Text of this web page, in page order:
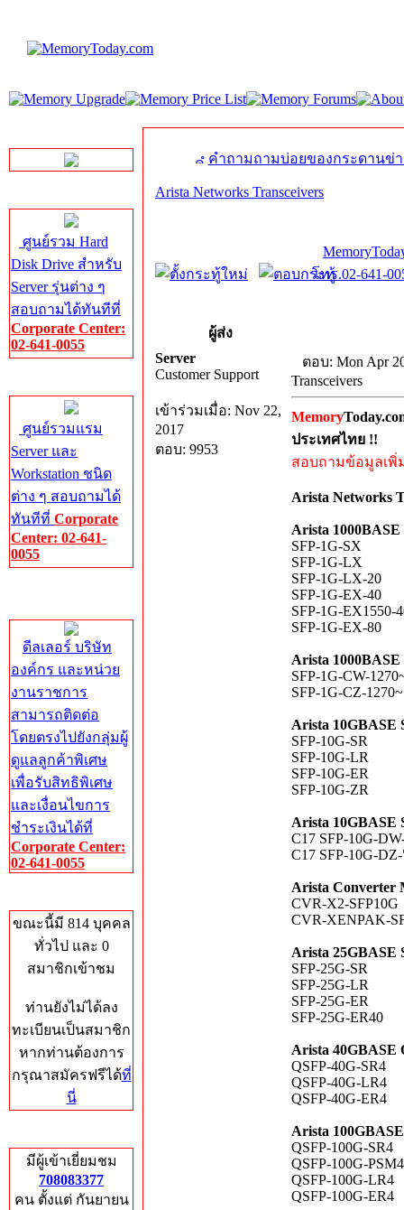
ศูนย์รวม Hard
Disk Drive สำหรับ
Server รุ่นต่าง ๆ
สอบถามได้ทันทีที่
Corporate Center:
02-641-0055
ศูนย์รวมแรม
Server และ
Workstation ชนิด
ต่าง ๆ สอบถามได้
ทันทีที่ Corporate
Center: 02-641-
0055
ดีลเลอร์ บริษัท
องค์กร และหน่วย
งานราชการ
สามารถติดต่อ
โดยตรงไปยังกลุ่มผู้
ดูแลลูกค้าพิเศษ
เพื่อรับสิทธิพิเศษ
และเงื่อนไขการ
ชำระเงินได้ที่
Corporate Center:
02-641-0055
ขณะนี้มี 814 บุคคล
ทั่วไป และ 0
สมาชิกเข้าชม
ท่านยังไม่ได้ลง
ทะเบียนเป็นสมาชิก
หากท่านต้องการ
กรุณาสมัครฟรีได้ที่
นี่
มีผู้เข้าเยี่ยมชม
708083377
คน ตั้งแต่ กันยายน
คำถามถามบ่อยของกระดานข่
Arista Networks Transceivers
โทร.02-641-
ผู้ส่ง
Server
Customer Support
เข้าร่วมเมื่อ: Nov 22,
2017
ตอบ: 9953
ตอบ: Mon Apr
Transceivers
Memory
ประเทศไทย !!
สอบถามข้อมูลเพิ่
Arista Networks
Arista 1000BASE
SFP-1G-SX
SFP-1G-LX
SFP-1G-LX-20
SFP-1G-EX-40
SFP-1G-EX1550-
SFP-1G-EX-80
Arista
SFP-1G-CW-
SFP-1G-CZ-
Arista 10GBASE
SFP-10G-SR
SFP-10G-LR
SFP-10G-ER
SFP-10G-ZR
Arista 10GBASE
C17 SFP-10G-
C17 SFP-10G-
Arista Converter
CVR-X2-SFP10G
CVR-XENPAK-
Arista 25GBASE
SFP-25G-SR
SFP-25G-LR
SFP-25G-ER
SFP-25G-ER40
Arista 40GBASE
QSFP-40G-SR4
QSFP-40G-LR4
QSFP-40G-ER4
Arista
QSFP-100G-SR4
QSFP-100G-PSM4
QSFP-100G-LR4
QSFP-100G-ER4